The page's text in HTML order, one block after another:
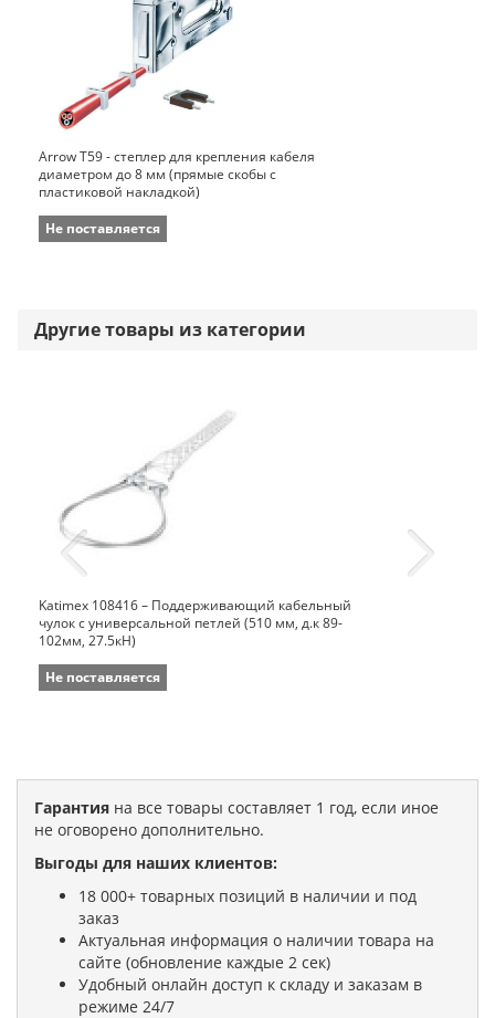
Arrow Т59 - степлер для крепления кабеля
диаметром до 8 мм (прямые скобы с
пластиковой накладкой)
Не поставляется
Другие товары из категории
Katimex 108416 – Поддерживающий кабельный
чулок с универсальной петлей (510 мм, д.к 89-
102мм, 27.5кН)
Не поставляется
Гарантия на все товары составляет 1 год, если иное
не оговорено дополнительно.
Выгоды для наших клиентов:
18 000+ товарных позиций в наличии и под
заказ
Актуальная информация о наличии товара на
сайте (обновление каждые 2 сек)
Удобный онлайн доступ к складу и заказам в
режиме 24/7